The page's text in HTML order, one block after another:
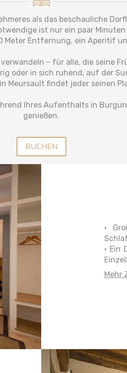
als das beschauliche
ist nur ein paar
Meter Entfernung, ein Aperitif
– für alle, die seine
oder in sich ruhend, auf der
Meursault findet jeder seinen
Ihres Aufenthalts in
genießen.
BUCHEN
•
• Ein
Mehr